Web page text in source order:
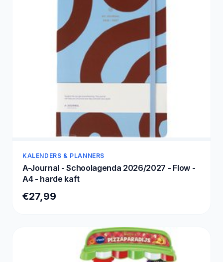
KALENDERS & PLANNERS
A-Journal - Schoolagenda 2026/2027 - Flow -
A4 - harde kaft
€27,99